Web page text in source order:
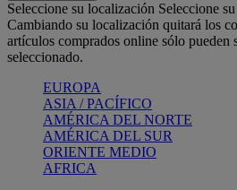
Seleccione su localización Seleccione
Cambiando su localización quitará los
artículos comprados online sólo pueden
seleccionado.
EUROPA
ASIA / PACÍFICO
AMÉRICA DEL NORTE
AMÉRICA DEL SUR
ORIENTE MEDIO
AFRICA